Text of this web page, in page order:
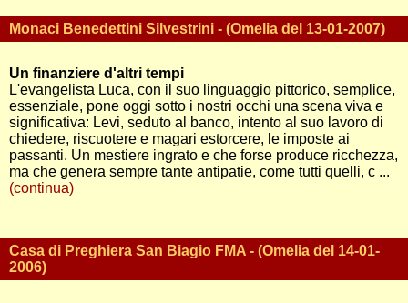
Monaci Benedettini Silvestrini - (Omelia del 13-01-2007)
Un finanziere d'altri tempi
L'evangelista Luca, con il suo linguaggio pittorico, semplice,
essenziale, pone oggi sotto i nostri occhi una scena viva e
significativa: Levi, seduto al banco, intento al suo lavoro di
chiedere, riscuotere e magari estorcere, le imposte ai
passanti. Un mestiere ingrato e che forse produce ricchezza,
ma che genera sempre tante antipatie, come tutti quelli, c ...
(continua)
Casa di Preghiera San Biagio FMA - (Omelia del 14-01-
2006)